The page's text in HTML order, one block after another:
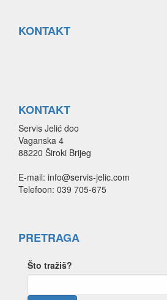
KONTAKT
KONTAKT
Servis Jelić doo
Vaganska 4
88220 Široki Brijeg
E-mail: info@servis-jelic.com
Telefoon: 039 705-675
PRETRAGA
Što tražiš?